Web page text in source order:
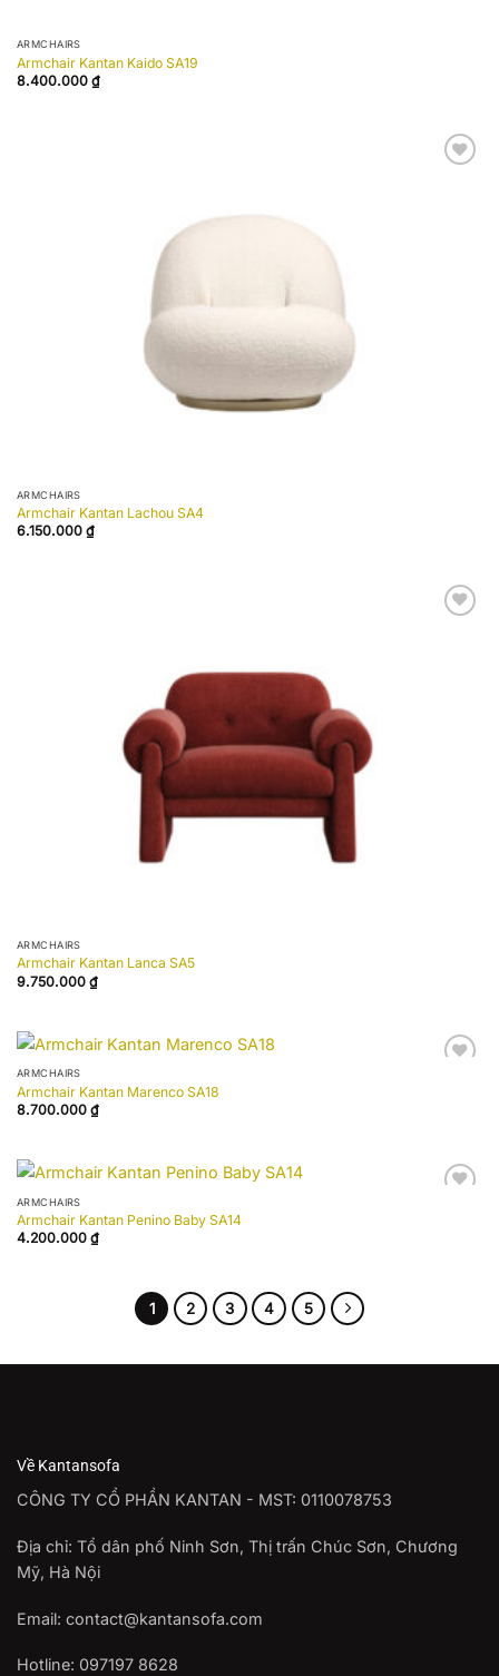
ARMCHAIRS
Armchair Kantan Kaido SA19
8.400.000 ₫
ARMCHAIRS
Armchair Kantan Lachou SA4
6.150.000 ₫
ARMCHAIRS
Armchair Kantan Lanca SA5
9.750.000 ₫
ARMCHAIRS
Armchair Kantan Marenco SA18
8.700.000 ₫
ARMCHAIRS
Armchair Kantan Penino Baby SA14
4.200.000 ₫
1 2 3 4 5
Về Kantansofa
CÔNG TY CỔ PHẦN KANTAN - MST: 0110078753
Địa chỉ: Tổ dân phố Ninh Sơn, Thị trấn Chúc Sơn, Chương
Mỹ, Hà Nội
Email: contact@kantansofa.com
Hotline: 097197 8628